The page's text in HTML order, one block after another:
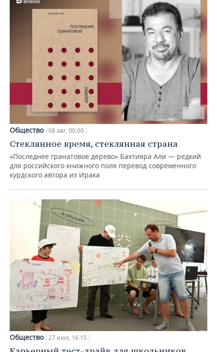
Общество 08 авг, 00:00
Стеклянное время, стеклянная страна
«Последнее гранатовое дерево» Бахтияра Али — редкий
для российского книжного поля перевод современного
курдского автора из Ирака
Общество 27 июл, 16:15